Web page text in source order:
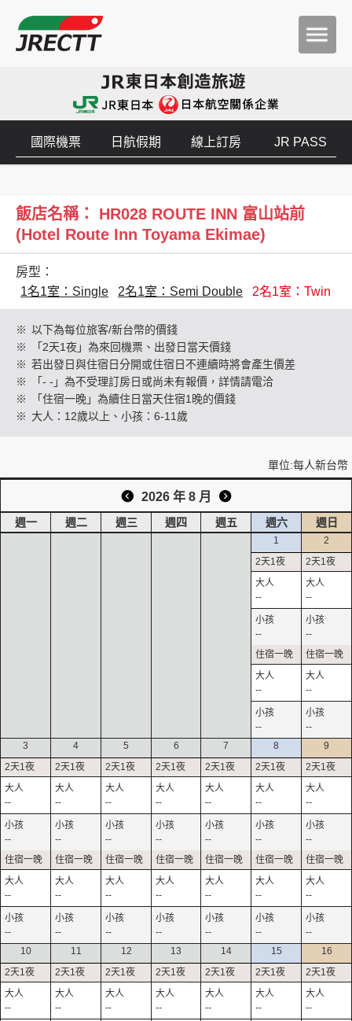
創造旅遊
國際機票 日航假期 線上訂房 JR PASS
飯店名稱： HR028 ROUTE INN 富山站前
(Hotel Route Inn Toyama Ekimae)
房型：
1名1室：Single
2名1室：Semi Double 2名1室：Twin
※ 以下為每位旅客/新台幣的價錢
※
「2天1夜」為來回機票、出發日當天價錢
※ 若出發日與住宿日分開或住宿日不連續時將會產生價差
※
「- -」為不受理訂房日或尚未有報價，詳情請電洽
※
「住宿一晚」為續住日當天住宿1晚的價錢
※ 大人：12歲以上、小孩：6-11歲
單位:每人新台幣
2026 年 8 月
週一 週二 週三 週四 週五 週六 週日
1
--
--
--
--
2
--
--
--
--
3
--
--
--
--
4
--
--
--
--
5
--
--
--
--
6
--
--
--
--
7
--
--
--
--
8
--
--
--
--
9
--
--
--
--
10
--
11
--
12
--
13
--
14
--
15
--
16
--